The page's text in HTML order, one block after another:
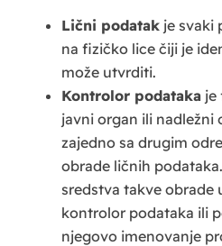
Lični podatak je svaki
na fizičko lice čiji je
može utvrditi.
Kontrolor podataka je
javni organ ili nadležni
zajedno sa drugim
obrade ličnih
sredstva takve obrade
kontrolor podataka ili
njegovo imenovanje